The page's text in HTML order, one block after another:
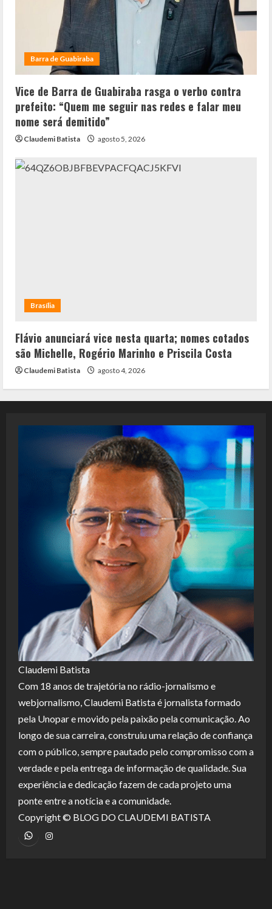
Barra de Guabiraba
Vice de Barra de Guabiraba rasga o verbo contra
prefeito: “Quem me seguir nas redes e falar meu
nome será demitido”
Claudemi Batista agosto 5, 2026
Brasília
Flávio anunciará vice nesta quarta; nomes cotados
são Michelle, Rogério Marinho e Priscila Costa
Claudemi Batista agosto 4, 2026
Claudemi Batista
Com 18 anos de trajetória no rádio-jornalismo e
webjornalismo, Claudemi Batista é jornalista formado
pela Unopar e movido pela paixão pela comunicação. Ao
longo de sua carreira, construiu uma relação de confiança
com o público, sempre pautado pelo compromisso com a
verdade e pela entrega de informação de qualidade. Sua
experiência e dedicação fazem de cada projeto uma
ponte entre a notícia e a comunidade.
Copyright © BLOG DO CLAUDEMI BATISTA
WhatsApp Instagram